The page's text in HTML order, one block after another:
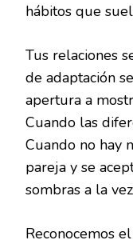
hábitos que
Tus relaciones
de adaptación
apertura a
Cuando las
Cuando no hay
pareja y se
sombras a la
Reconocemos